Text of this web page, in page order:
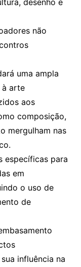
não
uma ampla
à arte
aos
composição,
mergulham nas
específicas para
em
o uso de
de
influência na